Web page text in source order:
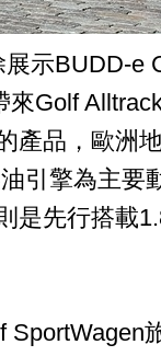
示BUDD-e
Golf
產品，歐洲
引擎為主要
是先行搭載